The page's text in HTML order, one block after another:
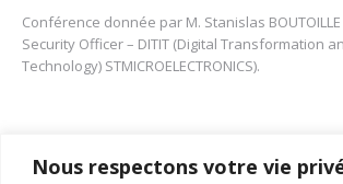
Nous respectons votre vie
Conférence donnée par M. Stanislas
Security Officer – DITIT (Digital Transformation
Technology) STMICROELECTRONICS).